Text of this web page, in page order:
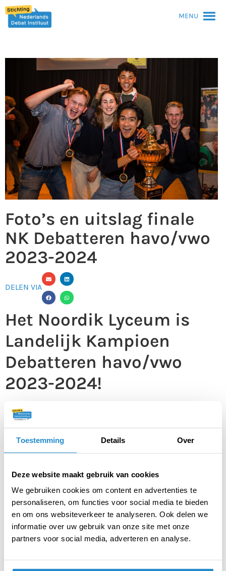
Toestemming Details Over
Deze website maakt gebruik van cookies
We gebruiken cookies om content en advertenties te
personaliseren, om functies voor social media te bieden
en om ons websiteverkeer te analyseren. Ook delen we
informatie over uw gebruik van onze site met onze
partners voor social media, adverteren en analyse.
MENU
Foto’s en uitslag finale
NK Debatteren havo/vwo
2023-2024
DELEN VIA
Het Noordik Lyceum is
Landelijk Kampioen
Debatteren havo/vwo
2023-2024!
In het zinderende finaledebat versloegen zij nipt het
Johan de Witt-gymnasium, die dus het zilver pakten.
Het brons ging naar het Mendelcollege.
Noordik Lyceum
Mendelcollege
Verder waren er prijzen voor:
Beste individuele debater: Casper van het
Praedinius Gymnasium
Beste Troublespeecher:Anouk van het Johan de
Witt-gymnasium